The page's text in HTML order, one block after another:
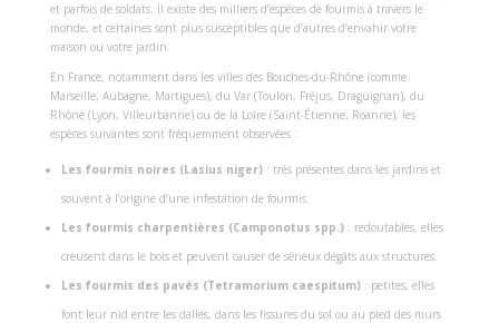
et parfois de soldats. Il existe des milliers d’espèces de fourmis à travers le
monde, et certaines sont plus susceptibles que d’autres d’envahir votre
maison ou votre jardin.
En France, notamment dans les villes des Bouches-du-Rhône (comme
Marseille, Aubagne, Martigues), du Var (Toulon, Fréjus, Draguignan), du
Rhône (Lyon, Villeurbanne) ou de la Loire (Saint-Étienne, Roanne), les
espèces suivantes sont fréquemment observées :
Les fourmis noires (Lasius niger): très présentes dans les jardins et
souvent à l’origine d’une infestation de fourmis.
Les fourmis charpentières (Camponotus spp.): redoutables, elles
creusent dans le bois et peuvent causer de sérieux dégâts aux structures.
Les fourmis des pavés (Tetramorium caespitum): petites, elles
font leur nid entre les dalles, dans les fissures du sol ou au pied des murs.